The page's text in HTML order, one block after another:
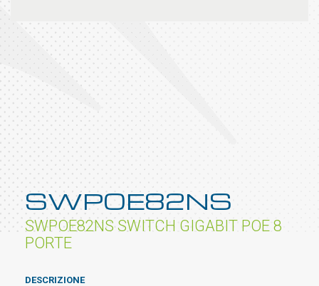
SWPOE82NS
SWPOE82NS SWITCH GIGABIT POE 8
PORTE
DESCRIZIONE